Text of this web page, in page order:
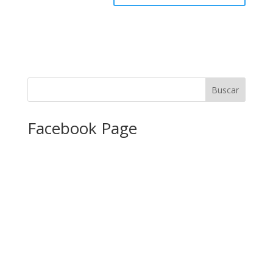
Facebook Page